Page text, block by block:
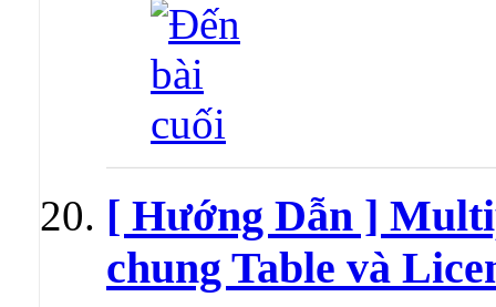
[ Hướng Dẫn ]
chung Table và